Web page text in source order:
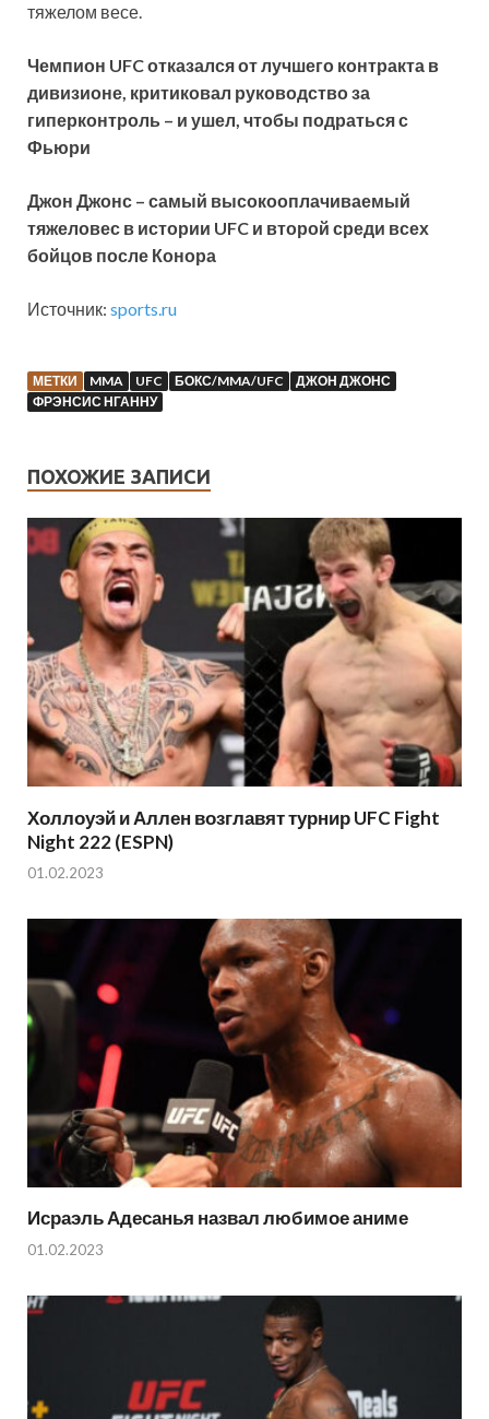
тяжелом весе.
Чемпион UFC отказался от лучшего контракта в
дивизионе, критиковал руководство за
гиперконтроль – и ушел, чтобы подраться с
Фьюри
Джон Джонс – самый высокооплачиваемый
тяжеловес в истории UFC и второй среди всех
бойцов после Конора
Источник: sports.ru
МЕТКИ MMA UFC БОКС/MMA/UFC
ДЖОН ДЖОНС
ФРЭНСИС НГАННУ
ПОХОЖИЕ ЗАПИСИ
Холлоуэй и Аллен возглавят турнир UFC Fight
Night 222 (ESPN)
01.02.2023
Исраэль Адесанья назвал любимое аниме
01.02.2023